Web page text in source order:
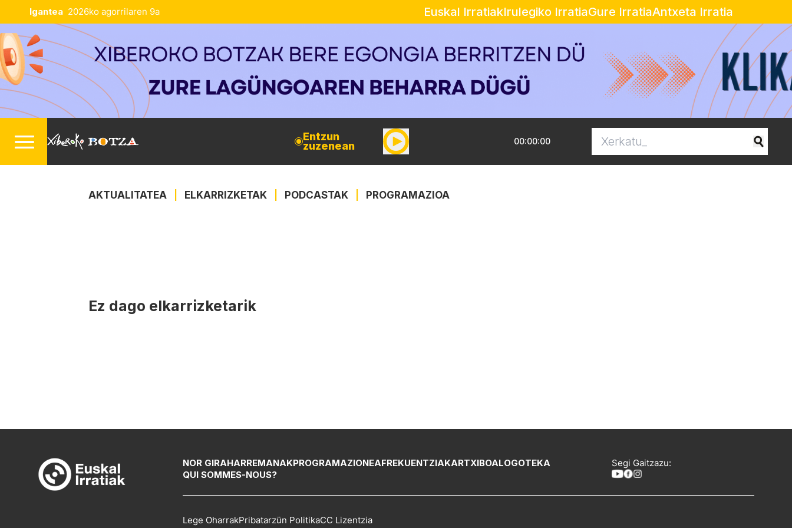
Igantea 2026ko agorrilaren 9a Euskal IrratiakIrulegiko IrratiaGure IrratiaAntxeta Irratia
Entzun
zuzenean 00:00:00
AKTUALITATEA ELKARRIZKETAK PODCASTAK PROGRAMAZIOA
Ez dago elkarrizketarik
NOR GIRAHARREMANAKPROGRAMAZIONEAFREKUENTZIAKARTXIBOALOGOTEKA
QUI SOMMES-NOUS?
Segi Gaitzazu:
Lege OharrakPribatarzün PolitikaCC Lizentzia